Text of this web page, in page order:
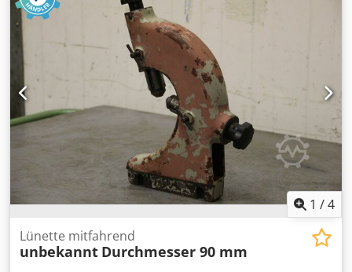
1 /4
Lünette mitfahrend
unbekannt Durchmesser 90 mm